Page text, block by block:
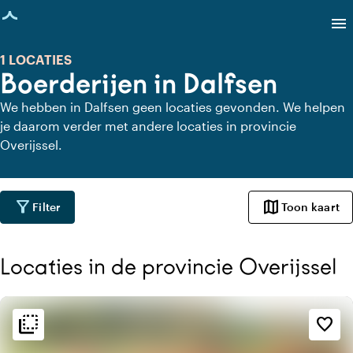
geladen
menu
Boerderijen in Dalfsen
1 LOCATIES
We hebben in Dalfsen geen locaties gevonden. We helpen
je daarom verder met andere locaties in provincie
Overijssel.
filter_alt Filter map Toon kaart
Locaties in de provincie Overijssel
flip_to_back favorite_border
flip_to_back Sfeer en esthetiek
home
Huiselijk